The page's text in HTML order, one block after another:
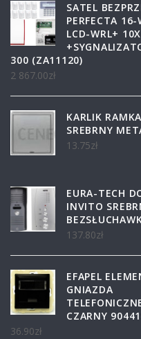
SATEL
PERFECTA
LCD-WRL+
300 (ZA11120)
2 867.00zł
KARLIK
SREBRNY
13.75zł
EURA-TECH
INVITO
137.80zł
EFAPEL
GNIAZDA
CZARNY
36.90zł